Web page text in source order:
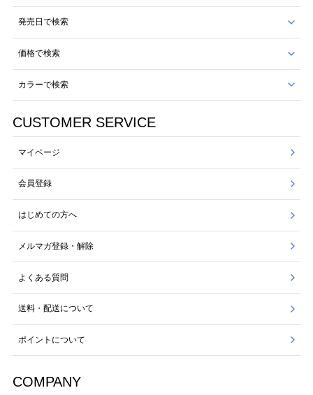
発売日で検索
価格で検索
カラーで検索
CUSTOMER SERVICE
マイページ
会員登録
はじめての方へ
メルマガ登録・解除
よくある質問
送料・配送について
ポイントについて
COMPANY